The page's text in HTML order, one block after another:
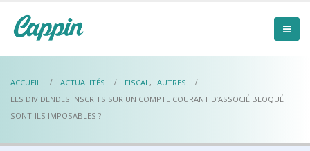
ACCUEIL ACTUALITÉS FISCAL, AUTRES
LES DIVIDENDES INSCRITS SUR UN COMPTE COURANT D’ASSOCIÉ BLOQUÉ
SONT-ILS IMPOSABLES ?